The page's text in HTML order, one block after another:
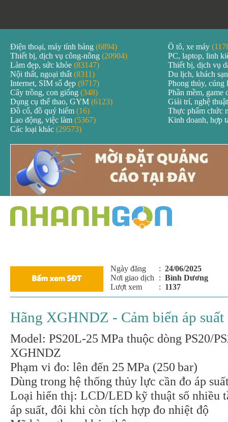
Điện thoại, máy tính bảng (6894) Ô tô, xe máy
Thiết bị, dịch vụ công-nông (20904)
PC, laptop, linh
Làm đẹp, sức khỏe (83147)
Thiết bị, dịch vụ
Nội thất, ngoại thất (8311)
Du lịch, khách
Internet, SIM số đẹp (9717)
Phong thủy, cúng
Cây trồng, con giống (348)
Phần mềm, game
Dụng cụ thể thao, GYM (6123)
Giải trí, nghệ
Đồ cổ, đồ quý hiếm (16)
Thực phẩm chức
Lao động, việc làm (5367)
Kinh doanh, hợp
Các loại khác (29573)
Ngày đăng : 24/06/2025
Nơi giao dịch : Bình Dương
Lượt xem
: 1137
Hãng XGHNDZ - Cảm biến áp
Model: PS20L‑25 MPa thuộc dòng PS20/
XGHNDZ
Phạm vi đo: lên đến 25 MPa (250 bar)
Dùng trong hệ thống thủy lực cần đo áp
Loại hiển thị: LCD/LED kỹ thuật số nhiều
áp suất, đôi khi còn tích hợp đo nhiệt độ